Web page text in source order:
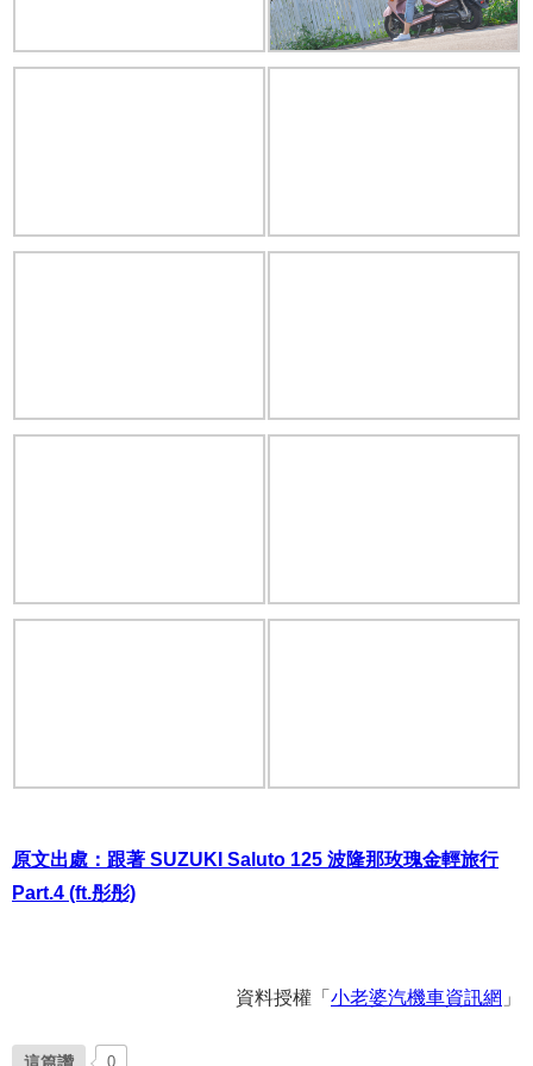
原文出處：跟著 SUZUKI Saluto 125 波隆那玫瑰金輕旅行
Part.4 (ft.彤彤)
資料授權「 小老婆汽機車資訊網 」
0